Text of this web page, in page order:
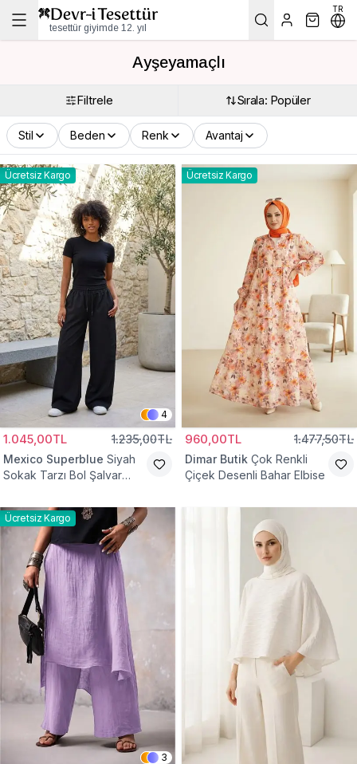
tesettür giyimde 12. yıl
TR
Ayşeyamaçlı
Filtrele Sırala: Popüler
Stil Beden Renk Avantaj
Ücretsiz Kargo
4
1.045,00TL 1.235,00TL
Mexico Superblue Siyah
Sokak Tarzı Bol Şalvar
Ücretsiz Kargo
960,00TL 1.477,50TL
Dimar Butik Çok Renkli
Çiçek Desenli Bahar Elbise
Ücretsiz Kargo
3